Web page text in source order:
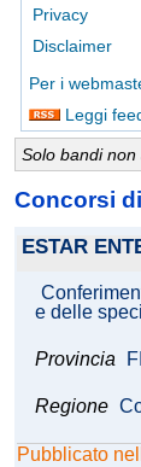
Privacy
Disclaimer
Per i
Leggi
Solo bandi
Concorsi
ESTAR
e delle
Provincia
Regione
Pubblicato